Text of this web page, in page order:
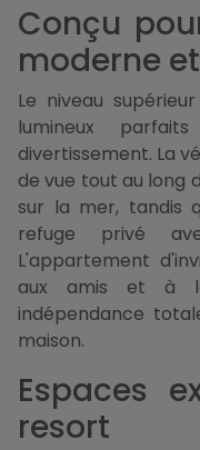
Conçu
moderne
Le niveau
lumineux
divertissement. La
de vue tout au long
sur la mer, tandis
refuge privé
L'appartement
aux amis et à
indépendance
maison.
Espaces
resort